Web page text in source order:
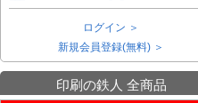
ログイン ＞
新規会員登録(無料) ＞
印刷の鉄人 全商品